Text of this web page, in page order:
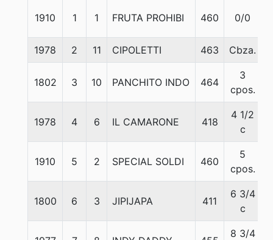
1910 1 1 FRUTA PROHIBI 460 0/0
1978 2 11 CIPOLETTI 463 Cbza.
1802 3 10 PANCHITO INDO 464
3
cpos.
1978 4 6 IL CAMARONE 418
4 1/2
c
1910 5 2 SPECIAL SOLDI 460
5
cpos.
1800 6 3 JIPIJAPA 411
6 3/4
c
8 3/4